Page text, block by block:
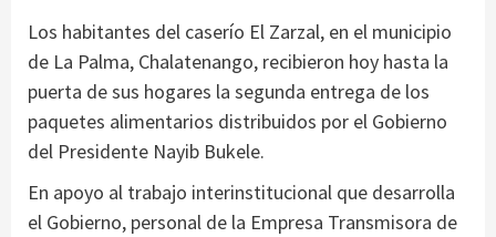
Los habitantes del caserío El Zarzal, en el municipio
de La Palma, Chalatenango, recibieron hoy hasta la
puerta de sus hogares la segunda entrega de los
paquetes alimentarios distribuidos por el Gobierno
del Presidente Nayib Bukele.
En apoyo al trabajo interinstitucional que desarrolla
el Gobierno, personal de la Empresa Transmisora de